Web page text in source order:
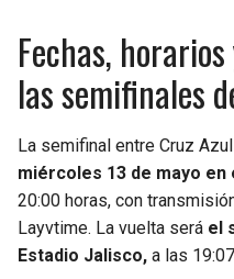
Fechas,
las semifinales
La semifinal entre Cruz
miércoles 13 de mayo en
20:00 horas, con
Layvtime. La vuelta será el
Estadio Jalisco, a las